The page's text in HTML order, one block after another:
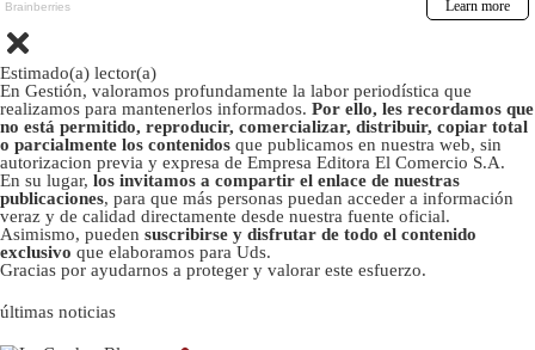
Estimado(a) lector(a)
En Gestión, valoramos profundamente la labor periodística que
realizamos para mantenerlos informados. Por ello, les recordamos que
no está permitido, reproducir, comercializar, distribuir, copiar total
o parcialmente los contenidos que publicamos en nuestra web, sin
autorizacion previa y expresa de Empresa Editora El Comercio S.A.
En su lugar, los invitamos a compartir el enlace de nuestras
publicaciones, para que más personas puedan acceder a información
veraz y de calidad directamente desde nuestra fuente oficial.
Asimismo, pueden suscribirse y disfrutar de todo el contenido
exclusivo que elaboramos para Uds.
Gracias por ayudarnos a proteger y valorar este esfuerzo.
últimas noticias